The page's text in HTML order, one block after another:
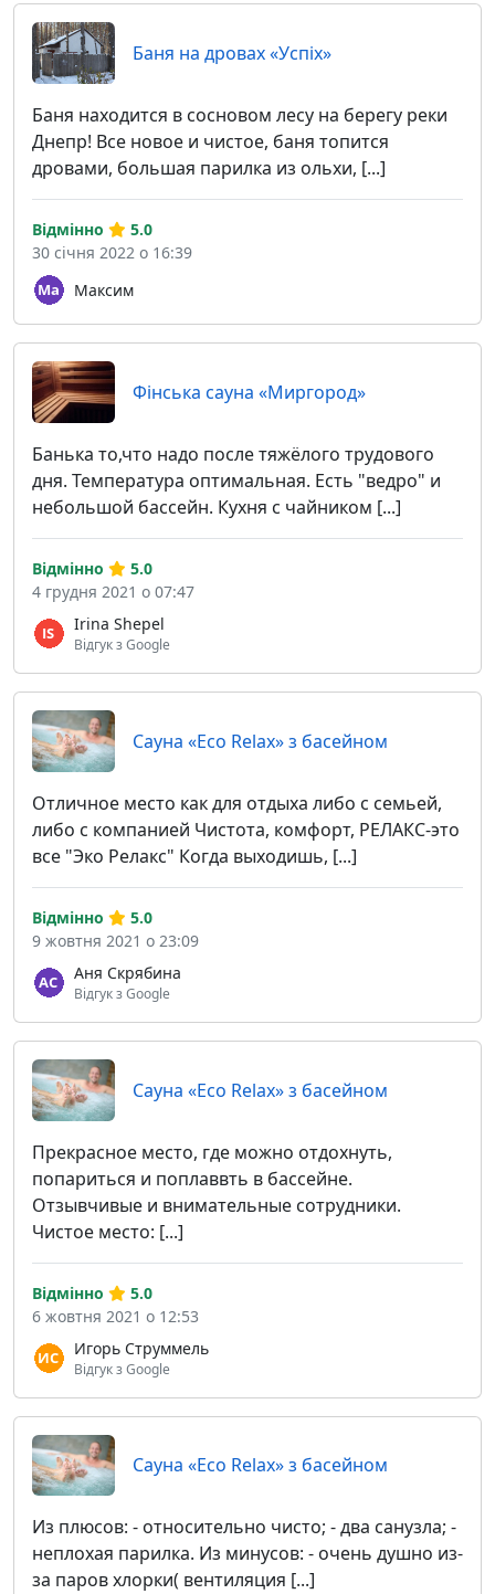
Баня на дровах «Успіх»
Баня находится в сосновом лесу на берегу реки
Днепр! Все новое и чистое, баня топится
дровами, большая парилка из ольхи, [...]
Максим
Відмінно
5.0
30 січня 2022 о 16:39
Фінська сауна «Миргород»
Банька то,что надо после тяжёлого трудового
дня. Температура оптимальная. Есть "ведро" и
небольшой бассейн. Кухня с чайником [...]
Irina Shepel
Відгук з Google
Відмінно
5.0
4 грудня 2021 о 07:47
Сауна «Eco Relax» з басейном
Отличное место как для отдыха либо с семьей,
либо с компанией Чистота, комфорт, РЕЛАКС-это
все "Эко Релакс" Когда выходишь, [...]
Аня Скрябина
Відгук з Google
Відмінно
5.0
9 жовтня 2021 о 23:09
Сауна «Eco Relax» з басейном
Прекрасное место, где можно отдохнуть,
попариться и поплаввть в бассейне.
Отзывчивые и внимательные сотрудники.
Чистое место: [...]
Игорь Струммель
Відгук з Google
Відмінно
5.0
6 жовтня 2021 о 12:53
Сауна «Eco Relax» з басейном
Из плюсов: - относительно чисто; - два санузла; -
неплохая парилка. Из минусов: - очень душно из-
за паров хлорки( вентиляция [...]